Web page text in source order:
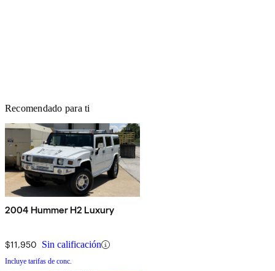
Recomendado para ti
2004 Hummer H2 Luxury
$11,950 Sin calificación
Incluye tarifas de conc.